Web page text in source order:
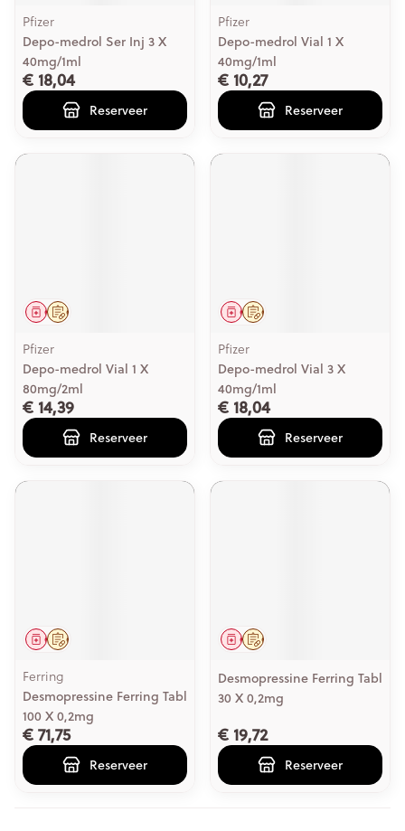
Pfizer
Depo-medrol Ser Inj 3 X
40mg/1ml
€ 18,04
Reserveer
Pfizer
Depo-medrol Vial 1 X
40mg/1ml
€ 10,27
Reserveer
Op voorschrift
Geneesmiddel
Pfizer
Depo-medrol Vial 1 X
80mg/2ml
€ 14,39
Reserveer
Op voorschrift
Geneesmiddel
Pfizer
Depo-medrol Vial 3 X
40mg/1ml
€ 18,04
Reserveer
Op voorschrift
Geneesmiddel
Ferring
Desmopressine Ferring Tabl
100 X 0,2mg
€ 71,75
Reserveer
Op voorschrift
Geneesmiddel
Desmopressine Ferring Tabl
30 X 0,2mg
€ 19,72
Reserveer